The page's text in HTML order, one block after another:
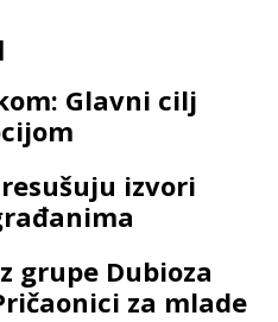
Glavni cilj
izvori
grupe Dubioza
za mlade